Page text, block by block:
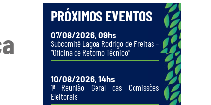
PRÓXIMOS EVENTOS
07/08/2026, 09hs
Subcomitê Lagoa Rodrigo de Freitas –
“Oficina de Retorno Técnico”
10/08/2026, 14hs
1ª Reunião Geral das Comissões
Eleitorais